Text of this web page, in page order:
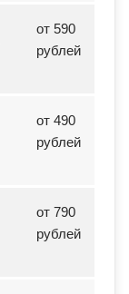
от 590
рублей
от 490
рублей
от 790
рублей